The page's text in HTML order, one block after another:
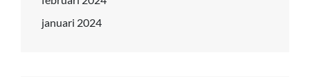
januari 2024